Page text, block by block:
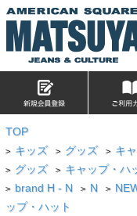
TOP
> キッズ > グッズ > キ
> グッズ > キャップ・ハ
> brand H - N > N >
ップ・ハット